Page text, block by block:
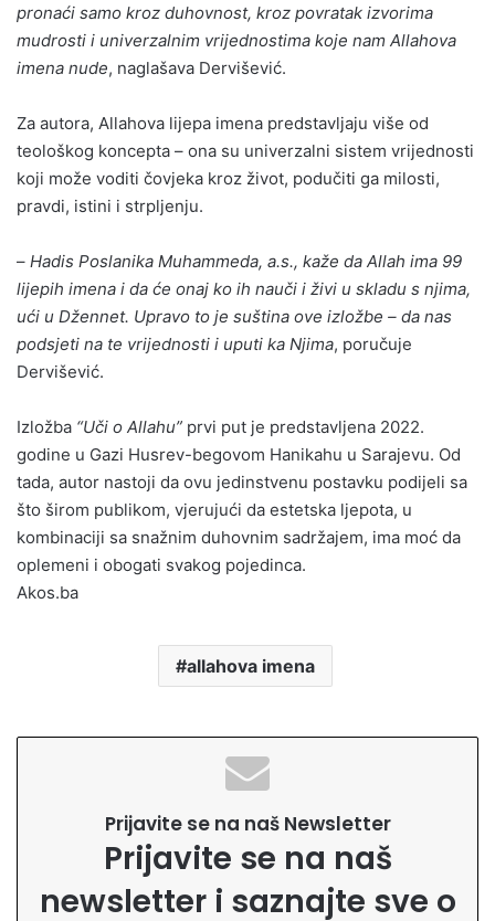
pronaći samo kroz duhovnost, kroz povratak izvorima
mudrosti i univerzalnim vrijednostima koje nam Allahova
imena nude, naglašava Dervišević.
Za autora, Allahova lijepa imena predstavljaju više od
teološkog koncepta – ona su univerzalni sistem vrijednosti
koji može voditi čovjeka kroz život, podučiti ga milosti,
pravdi, istini i strpljenju.
– Hadis Poslanika Muhammeda, a.s., kaže da Allah ima 99
lijepih imena i da će onaj ko ih nauči i živi u skladu s njima,
ući u Džennet. Upravo to je suština ove izložbe – da nas
podsjeti na te vrijednosti i uputi ka Njima, poručuje
Dervišević.
Izložba “Uči o Allahu” prvi put je predstavljena 2022.
godine u Gazi Husrev-begovom Hanikahu u Sarajevu. Od
tada, autor nastoji da ovu jedinstvenu postavku podijeli sa
što širom publikom, vjerujući da estetska ljepota, u
kombinaciji sa snažnim duhovnim sadržajem, ima moć da
oplemeni i obogati svakog pojedinca.
Akos.ba
allahova imena
Prijavite se na naš Newsletter
Prijavite se na naš
newsletter i saznajte sve o